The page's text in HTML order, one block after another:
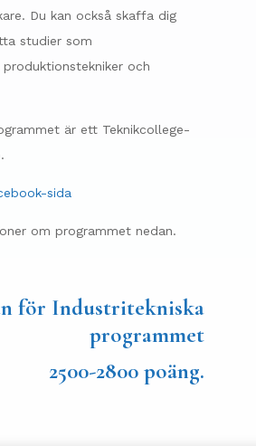
Du kan också skaffa dig
studier som
och
är ett Teknikcollege-
sida
om programmet nedan.
för Industritekniska
programmet
2500-2800 poäng.